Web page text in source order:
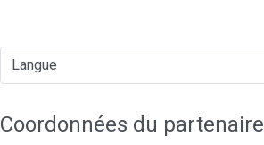
Coordonnées du partenaire